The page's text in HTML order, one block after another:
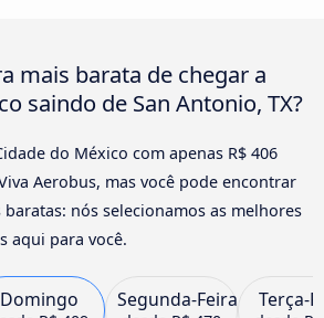
mais barata de chegar a
saindo de San Antonio, TX?
do México com apenas R$ 406
Aerobus, mas você pode encontrar
nós selecionamos as melhores
aqui para você.
Domingo Segunda-Feira Terça-